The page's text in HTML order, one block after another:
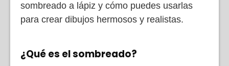
sombreado a lápiz y cómo puedes usarlas
para crear dibujos hermosos y realistas.
¿Qué es el sombreado?